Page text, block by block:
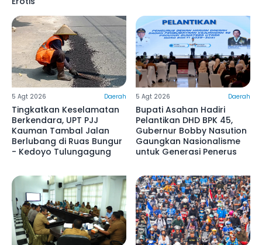
5 Agt 2026 Daerah
Tingkatkan Keselamatan
Berkendara, UPT PJJ
Kauman Tambal Jalan
Berlubang di Ruas Bungur
- Kedoyo Tulungagung
5 Agt 2026 Daerah
Bupati Asahan Hadiri
Pelantikan DHD BPK 45,
Gubernur Bobby Nasution
Gaungkan Nasionalisme
untuk Generasi Penerus